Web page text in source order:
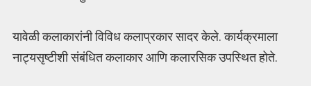
यावेळी कलाकारांनी विविध कलाप्रकार सादर केले. कार्यक्रमाला
नाट्यसृष्टीशी संबंधित कलाकार आणि कलारसिक उपस्थित होते.